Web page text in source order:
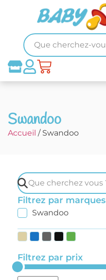
Swandoo
Accueil / Swandoo
Filtrez par marques
Swandoo
Filtrez par prix